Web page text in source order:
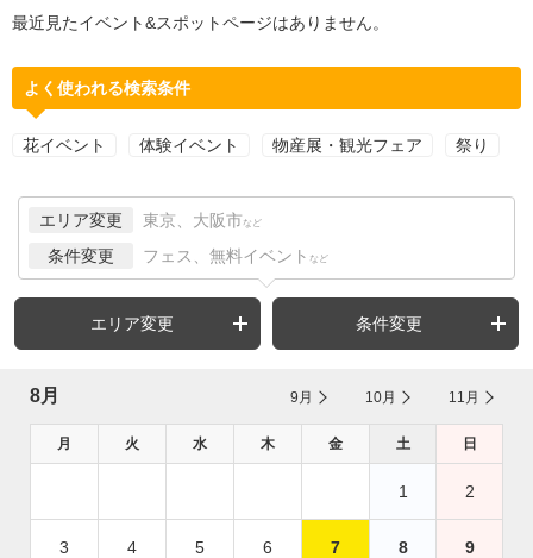
最近見たイベント&スポットページはありません。
よく使われる検索条件
花イベント 体験イベント 物産展・観光フェア 祭り
エリア変更 東京、大阪市 など
条件変更 フェス、無料イベント など
エリア変更 条件変更
8月 9月 10月 11月
月 火 水 木 金 土 日
1 2
3 4 5 6 7 8 9